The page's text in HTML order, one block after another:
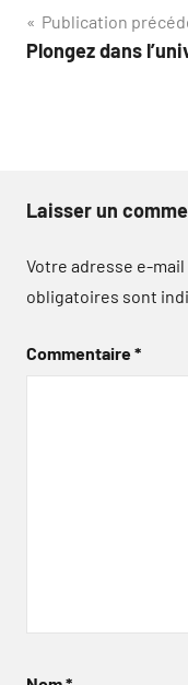
Navigation
de
Publication
Plongez dans
Laisser un
Votre adresse e-mail
obligatoires sont
Commentaire*